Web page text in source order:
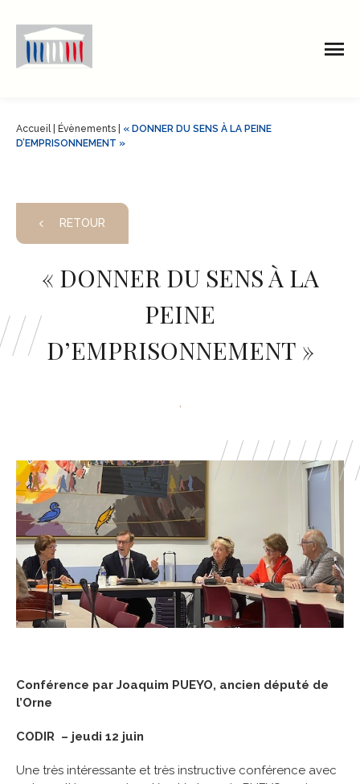
Accueil| Évènements
« DONNER DU SENS À LA PEINE
D’EMPRISONNEMENT »
RETOUR
« DONNER DU SENS À LA
PEINE
D’EMPRISONNEMENT »
,
Conférence par Joaquim PUEYO, ancien député de
l’Orne
CODIR – jeudi 12 juin
Une très intéressante et très instructive conférence avec